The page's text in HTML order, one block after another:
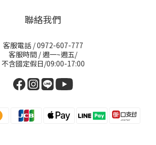
聯絡我們
客服電話 / 0972-607-777
客服時間 / 週一~週五/
不含國定假日/09:00-17:00